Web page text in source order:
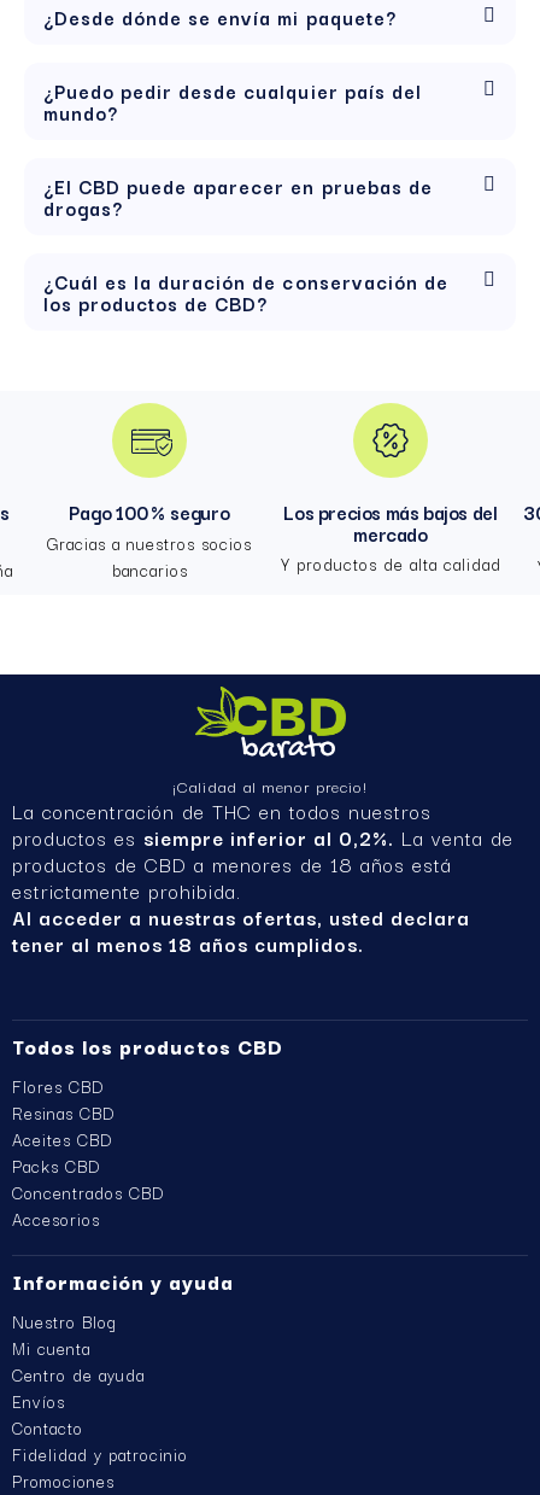
¿Desde dónde se envía mi paquete?
¿Puedo pedir desde cualquier país del
mundo?
¿El CBD puede aparecer en pruebas de
drogas?
¿Cuál es la duración de conservación de
los productos de CBD?
Pago 100 % seguro
Gracias a nuestros socios
bancarios
Los precios más bajos del
mercado
Y productos de alta calidad
¡Calidad al menor precio!
La concentración de THC en todos nuestros
productos es siempre inferior al 0,2%. La venta de
productos de CBD a menores de 18 años está
estrictamente prohibida.
Al acceder a nuestras ofertas, usted declara
tener al menos 18 años cumplidos.
Todos los productos CBD
Flores CBD
Resinas CBD
Aceites CBD
Packs CBD
Concentrados CBD
Accesorios
Información y ayuda
Nuestro Blog
Mi cuenta
Centro de ayuda
Envíos
Contacto
Fidelidad y patrocinio
Promociones